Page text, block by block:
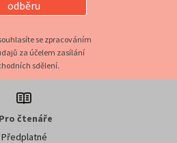
odběru
se zpracováním
za účelem zasílání
sdělení.
Pro čtenáře
Předplatné